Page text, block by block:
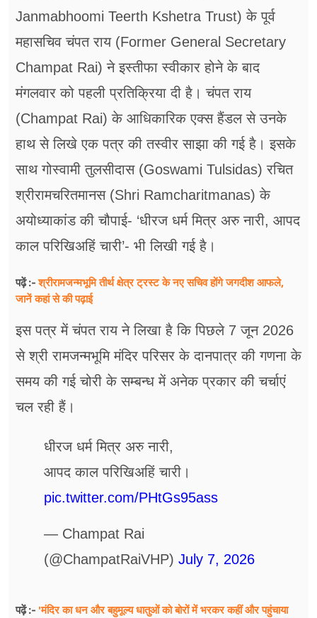
Janmabhoomi Teerth Kshetra Trust) के पूर्व
महासचिव चंपत राय (Former General Secretary
Champat Rai) ने इस्तीफा स्वीकार होने के बाद
मंगलवार को पहली प्रतिक्रिया दी है। चंपत राय
(Champat Rai) के आधिकारिक एक्स हैंडल से उनके
हाथ से लिखे एक पत्र की तस्वीर साझा की गई है। इसके
साथ गोस्वामी तुलसीदास (Goswami Tulsidas) रचित
श्रीरामचरितमानस (Shri Ramcharitmanas) के
अयोध्याकांड की चौपाई- ‘धीरज धर्म मित्र अरु नारी, आपद
काल परिखिअहिं चारी’- भी लिखी गई है।
पढ़ें :-श्रीरामजन्मभूमि तीर्थ क्षेत्र ट्रस्ट के नए सचिव होंगे जगदीश आफले,
जानें कहां से की पढ़ाई
इस पत्र में चंपत राय ने लिखा है कि पिछले 7 जून 2026
से श्री रामजन्मभूमि मंदिर परिसर के दानपात्र की गणना के
समय की गई चोरी के सम्बन्ध में अनेक प्रकार की चर्चाएं
चल रही हैं।
धीरज धर्म मित्र अरु नारी,
आपद काल परिखिअहिं चारी।
pic.twitter.com/PHtGs95ass
— Champat Rai
(@ChampatRaiVHP) July 7, 2026
पढ़ें :- 'मंदिर का धन और बहुमूल्य धातुओं को बोरों में भरकर कहीं और पहुंचाया